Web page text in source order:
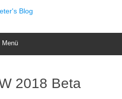
Menü
2018 Beta